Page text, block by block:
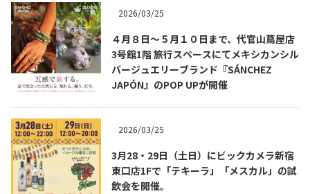
2026/03/25
４月８日～５月１０日まで、代官山蔦屋店
3号館1階 旅行スペースにてメキシカンシル
バージュエリーブランド『SÁNCHEZ
JAPÓN』のPOP UPが開催
2026/03/25
3月28・29日（土日）にビックカメラ新宿
東口店1Fで「テキーラ」「メスカル」の試
飲会を開催。